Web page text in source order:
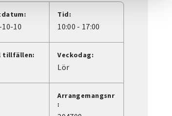
10-10
Tid:
10:00 - 17:00
tillfällen: Veckodag:
Lör
Arrangemangsnr
: